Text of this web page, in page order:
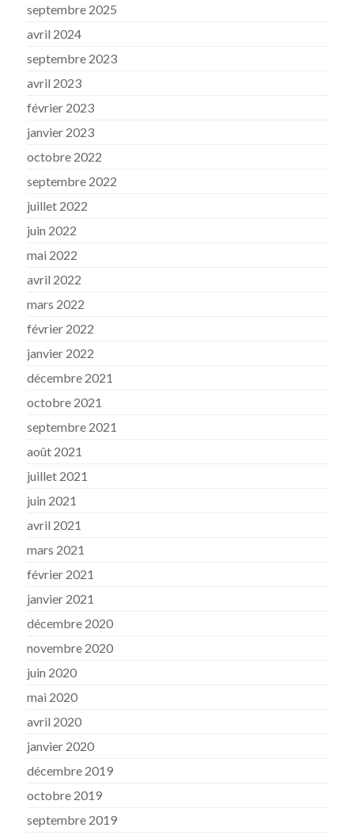
septembre 2025
avril 2024
septembre 2023
avril 2023
février 2023
janvier 2023
octobre 2022
septembre 2022
juillet 2022
juin 2022
mai 2022
avril 2022
mars 2022
février 2022
janvier 2022
décembre 2021
octobre 2021
septembre 2021
août 2021
juillet 2021
juin 2021
avril 2021
mars 2021
février 2021
janvier 2021
décembre 2020
novembre 2020
juin 2020
mai 2020
avril 2020
janvier 2020
décembre 2019
octobre 2019
septembre 2019